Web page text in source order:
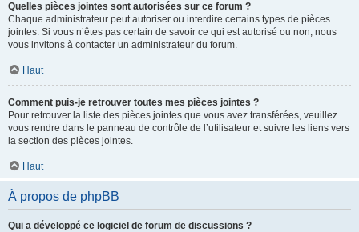
Quelles pièces jointes sont autorisées sur ce forum ?
Chaque administrateur peut autoriser ou interdire certains types de pièces
jointes. Si vous n’êtes pas certain de savoir ce qui est autorisé ou non, nous
vous invitons à contacter un administrateur du forum.
Haut
Comment puis-je retrouver toutes mes pièces jointes ?
Pour retrouver la liste des pièces jointes que vous avez transférées, veuillez
vous rendre dans le panneau de contrôle de l’utilisateur et suivre les liens vers
la section des pièces jointes.
Haut
À propos de phpBB
Qui a développé ce logiciel de forum de discussions ?